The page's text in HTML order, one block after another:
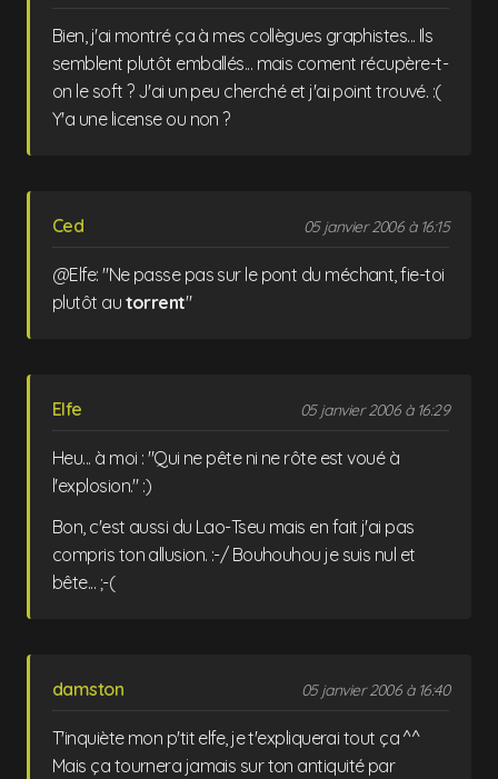
Bien, j'ai montré ça à mes collègues graphistes... Ils
semblent plutôt emballés... mais coment récupère-t-
on le soft ? J'ai un peu cherché et j'ai point trouvé. :(
Y'a une license ou non ?
Ced 05 janvier 2006 à 16:15
@Elfe: "Ne passe pas sur le pont du méchant, fie-toi
plutôt au torrent"
Elfe 05 janvier 2006 à 16:29
Heu... à moi : "Qui ne pête ni ne rôte est voué à
l'explosion." :)
Bon, c'est aussi du Lao-Tseu mais en fait j'ai pas
compris ton allusion. :-/ Bouhouhou je suis nul et
bête... ;-(
damston 05 janvier 2006 à 16:40
T'inquiète mon p'tit elfe, je t'expliquerai tout ça ^^
Mais ça tournera jamais sur ton antiquité par